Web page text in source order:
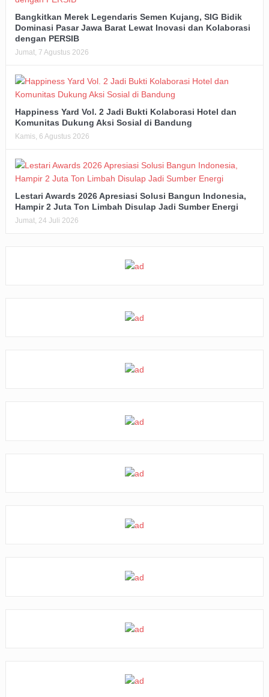
Bangkitkan Merek Legendaris Semen Kujang, SIG Bidik
Dominasi Pasar Jawa Barat Lewat Inovasi dan Kolaborasi
dengan PERSIB
Jumat, 7 Agustus 2026
Happiness Yard Vol. 2 Jadi Bukti Kolaborasi Hotel dan
Komunitas Dukung Aksi Sosial di Bandung
Kamis, 6 Agustus 2026
Lestari Awards 2026 Apresiasi Solusi Bangun Indonesia,
Hampir 2 Juta Ton Limbah Disulap Jadi Sumber Energi
Jumat, 24 Juli 2026